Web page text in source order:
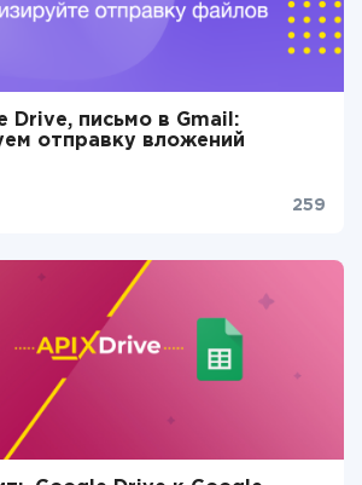
Drive, письмо в Gmail:
отправку вложений
259